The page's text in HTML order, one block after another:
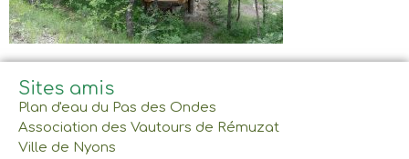
Sites amis
Plan d'eau du Pas des Ondes
Association des Vautours de Rémuzat
Ville de Nyons